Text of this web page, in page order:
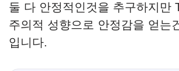
둘 다 안정적인것을 추구하지만
주의적 성향으로 안정감을 얻는
입니다.